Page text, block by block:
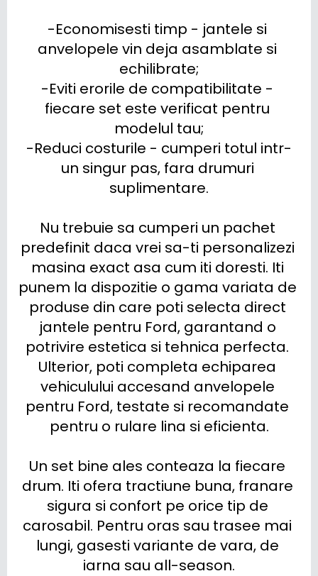
-Economisesti timp - jantele si
anvelopele vin deja asamblate si
echilibrate;
-Eviti erorile de compatibilitate -
fiecare set este verificat pentru
modelul tau;
-Reduci costurile - cumperi totul intr-
un singur pas, fara drumuri
suplimentare.
Nu trebuie sa cumperi un pachet
predefinit daca vrei sa-ti personalizezi
masina exact asa cum iti doresti. Iti
punem la dispozitie o gama variata de
produse din care poti selecta direct
jantele pentru Ford, garantand o
potrivire estetica si tehnica perfecta.
Ulterior, poti completa echiparea
vehiculului accesand anvelopele
pentru Ford, testate si recomandate
pentru o rulare lina si eficienta.
Un set bine ales conteaza la fiecare
drum. Iti ofera tractiune buna, franare
sigura si confort pe orice tip de
carosabil. Pentru oras sau trasee mai
lungi, gasesti variante de vara, de
iarna sau all-season.